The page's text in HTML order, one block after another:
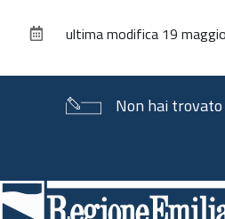
documentoultima modifica 19
Non hai trovato
di